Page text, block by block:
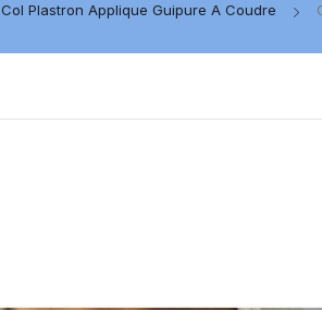
Col Plastron Applique Guipure A Coudre